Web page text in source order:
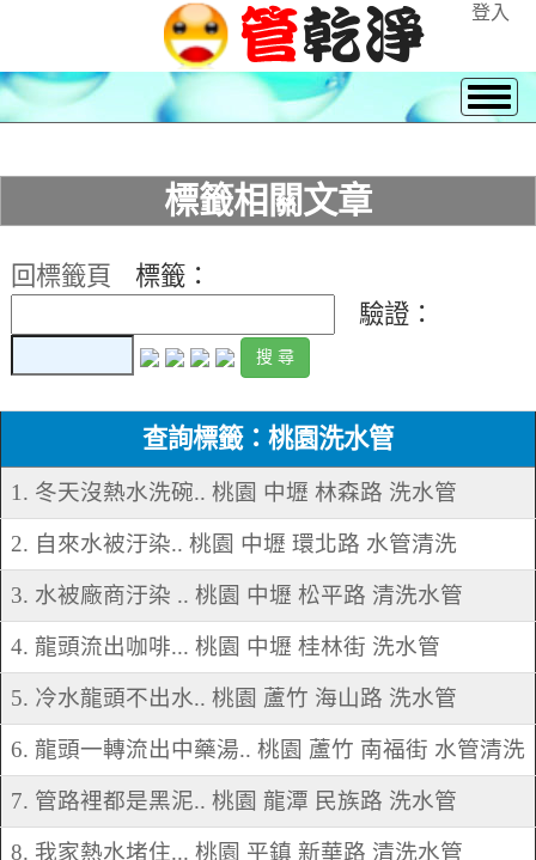
登入
標籤相關文章
回標籤頁
標籤：
驗證：
查詢標籤：桃園洗水管
1. 冬天沒熱水洗碗.. 桃園 中壢 林森路 洗水管
2. 自來水被汙染.. 桃園 中壢 環北路 水管清洗
3. 水被廠商汙染 .. 桃園 中壢 松平路 清洗水管
4. 龍頭流出咖啡... 桃園 中壢 桂林街 洗水管
5. 冷水龍頭不出水.. 桃園 蘆竹 海山路 洗水管
6. 龍頭一轉流出中藥湯.. 桃園 蘆竹 南福街 水管清洗
7. 管路裡都是黑泥.. 桃園 龍潭 民族路 洗水管
8. 我家熱水堵住... 桃園 平鎮 新華路 清洗水管